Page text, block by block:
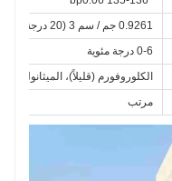
0.9261 جم / سم 3 (20 درجة مئوية)
0-6 درجة مئوية
الكلوروفورم (قليلاً)، الميثانول
مرتب